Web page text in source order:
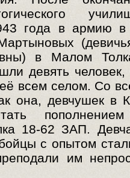
года в армию в
в Малом
девять
всем селом. Со
она, девчушек в
пополнением
18-62 ЗАП.
с опытом
им